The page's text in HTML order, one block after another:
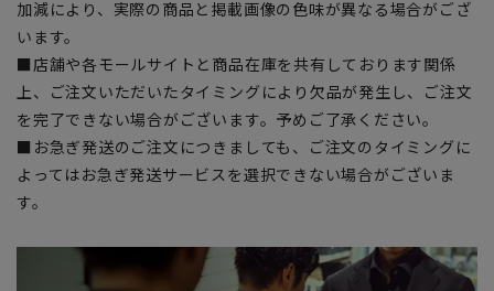
加減により、実際の商品と掲載画像の色味が異なる場合がござ
います。
■店舗や各モールサイトと商品在庫を共有しております関係
上、ご注文いただいたタイミングにより欠品が発生し、ご注文
を完了できない場合がございます。予めご了承ください。
■お急ぎ発送のご注文につきましても、ご注文のタイミングに
よってはお急ぎ発送サービスを選択できない場合がございま
す。